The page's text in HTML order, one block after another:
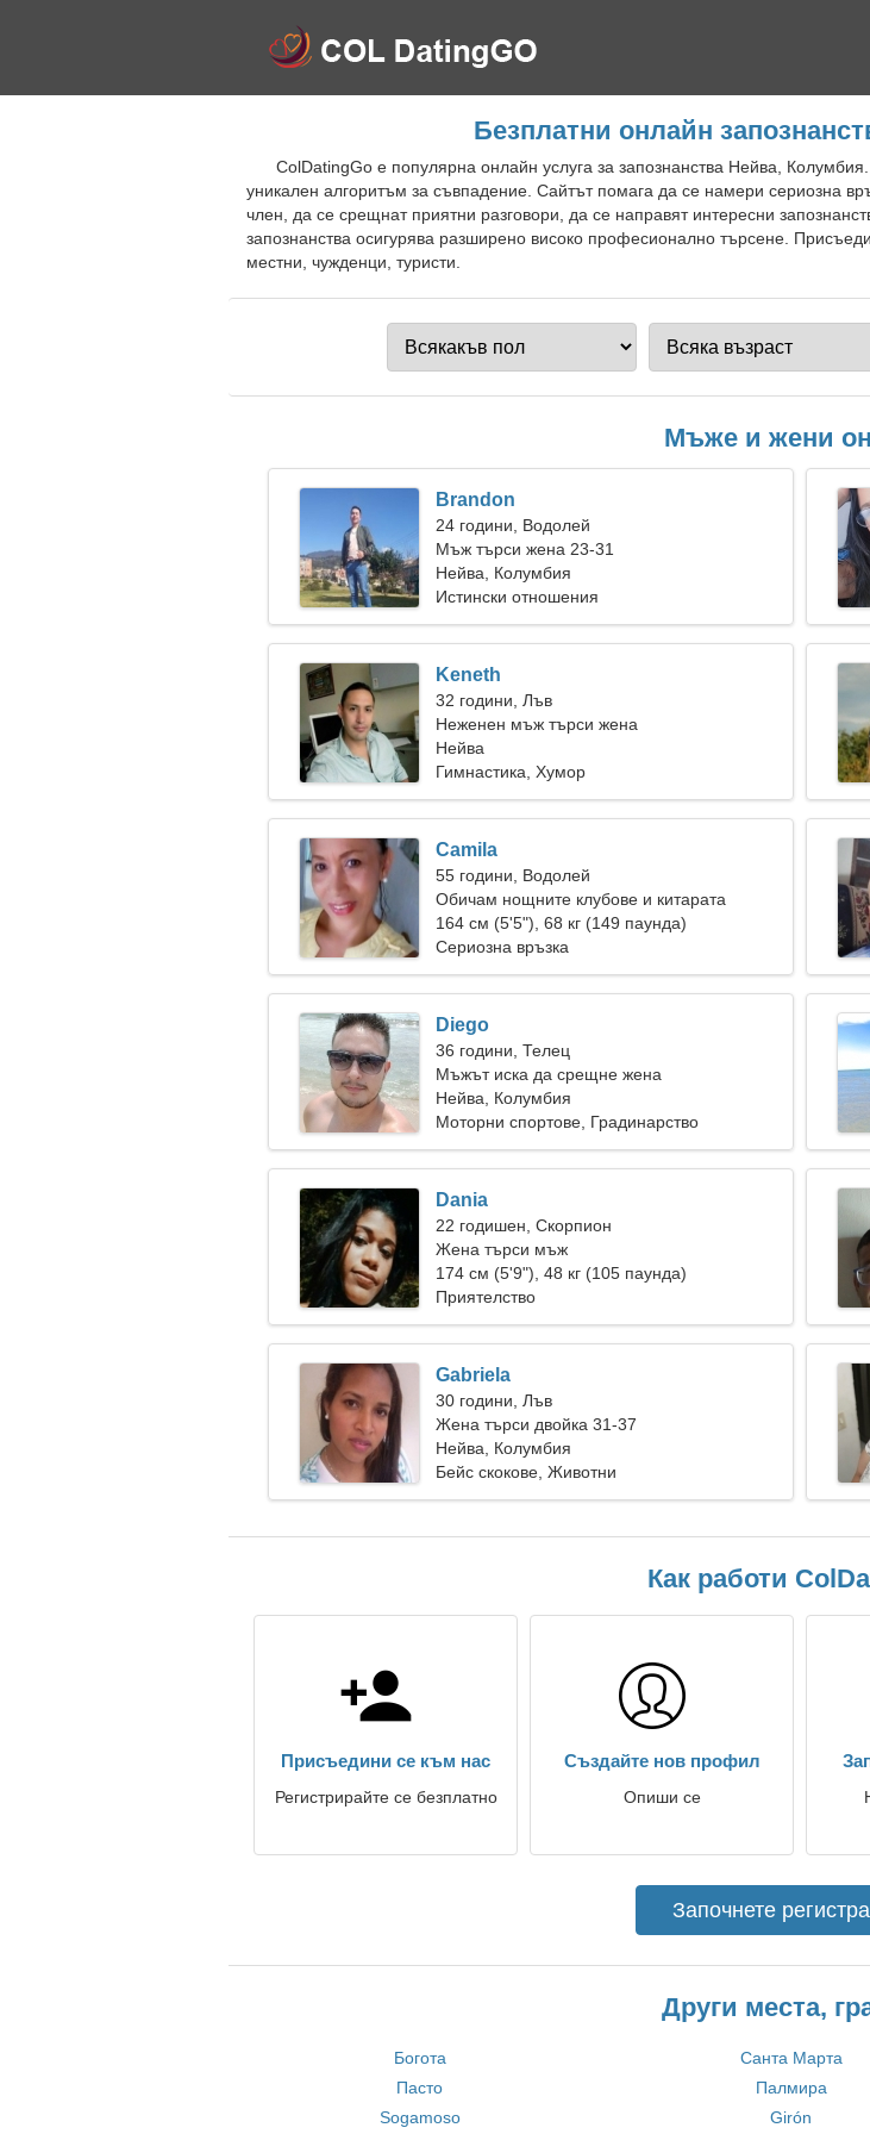
Безплатни онлайн
ColDatingGo е популярна онлайн услуга за запознанства Нейва,
уникален алгоритъм за съвпадение. Сайтът помага да се намери сериозна
член, да се срещнат приятни разговори, да се направят интересни
запознанства осигурява разширено високо професионално търсене.
местни, чужденци, туристи.
Мъже и жени
Brandon
24 години, Водолей
Мъж търси жена 23-31
Нейва, Колумбия
Истински отношения
Keneth
32 години, Лъв
Неженен мъж търси жена
Нейва
Гимнастика, Хумор
Camila
55 години, Водолей
Обичам нощните клубове и китарата
164 см (5'5"), 68 кг (149 паунда)
Сериозна връзка
Diego
36 години, Телец
Мъжът иска да срещне жена
Нейва, Колумбия
Моторни спортове, Градинарство
Dania
22 годишен, Скорпион
Жена търси мъж
174 см (5'9"), 48 кг (105 паунда)
Приятелство
Gabriela
30 години, Лъв
Жена търси двойка 31-37
Нейва, Колумбия
Бейс скокове, Животни
Как работи
Присъедини се към нас
Регистрирайте се безплатно
Създайте нов профил
Опиши се
Започнете
Други места,
Богота Санта Марта
Пасто
Палмира
Sogamoso
Girón